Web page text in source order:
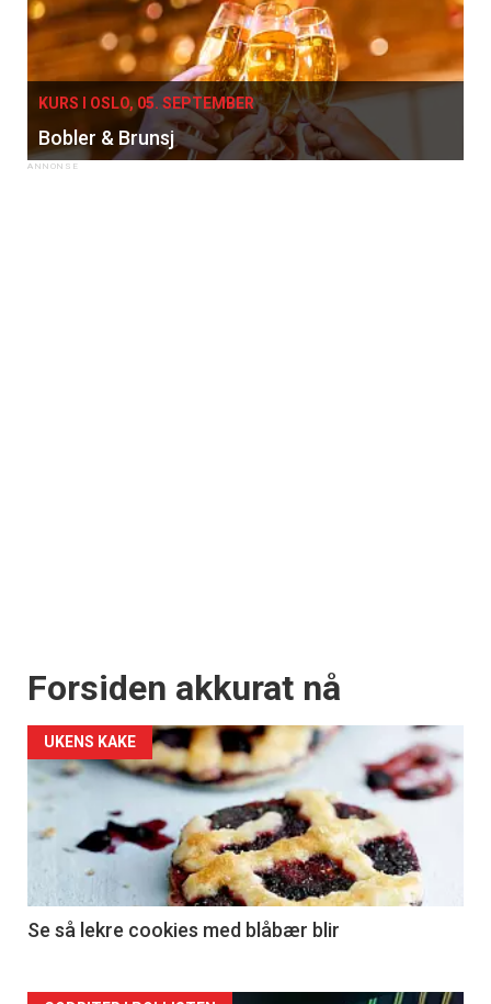
KURS I OSLO, 05. SEPTEMBER
Bobler & Brunsj
Forsiden akkurat nå
UKENS KAKE
Se så lekre cookies med blåbær blir